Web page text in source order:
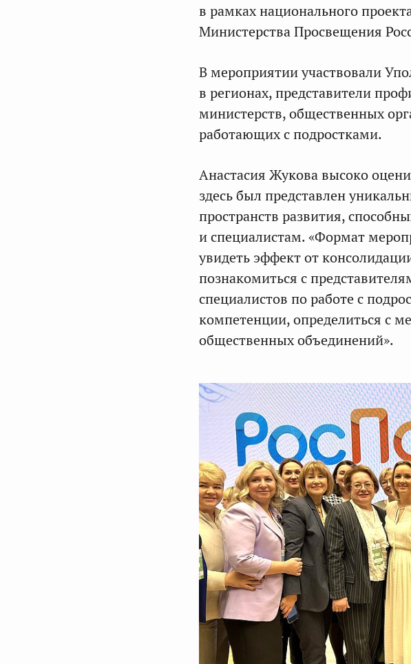
в рамках национального
Министерства Просвещения
В мероприятии участвовали
в регионах, представители
министерств, общественных
работающих с подростками.
Анастасия Жукова высоко
здесь был представлен
пространств развития,
и специалистам. «Формат
увидеть эффект от
познакомиться с
специалистов по работе с
компетенции, определиться с
общественных объединений».